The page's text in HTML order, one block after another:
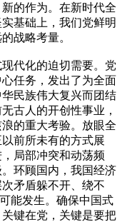
的作为。在新时代全
基础上，我们党鲜明
战略考量。
代化的迫切需要。党
任务，发出了为全面
民族伟大复兴而团结
古人的开创性事业，
的重大考验。放眼全
前所未有的方式展
局部冲突和动荡频
环顾国内，我国经济
矛盾躲不开、绕不
能发生。确保中国式
键在党，关键是要把